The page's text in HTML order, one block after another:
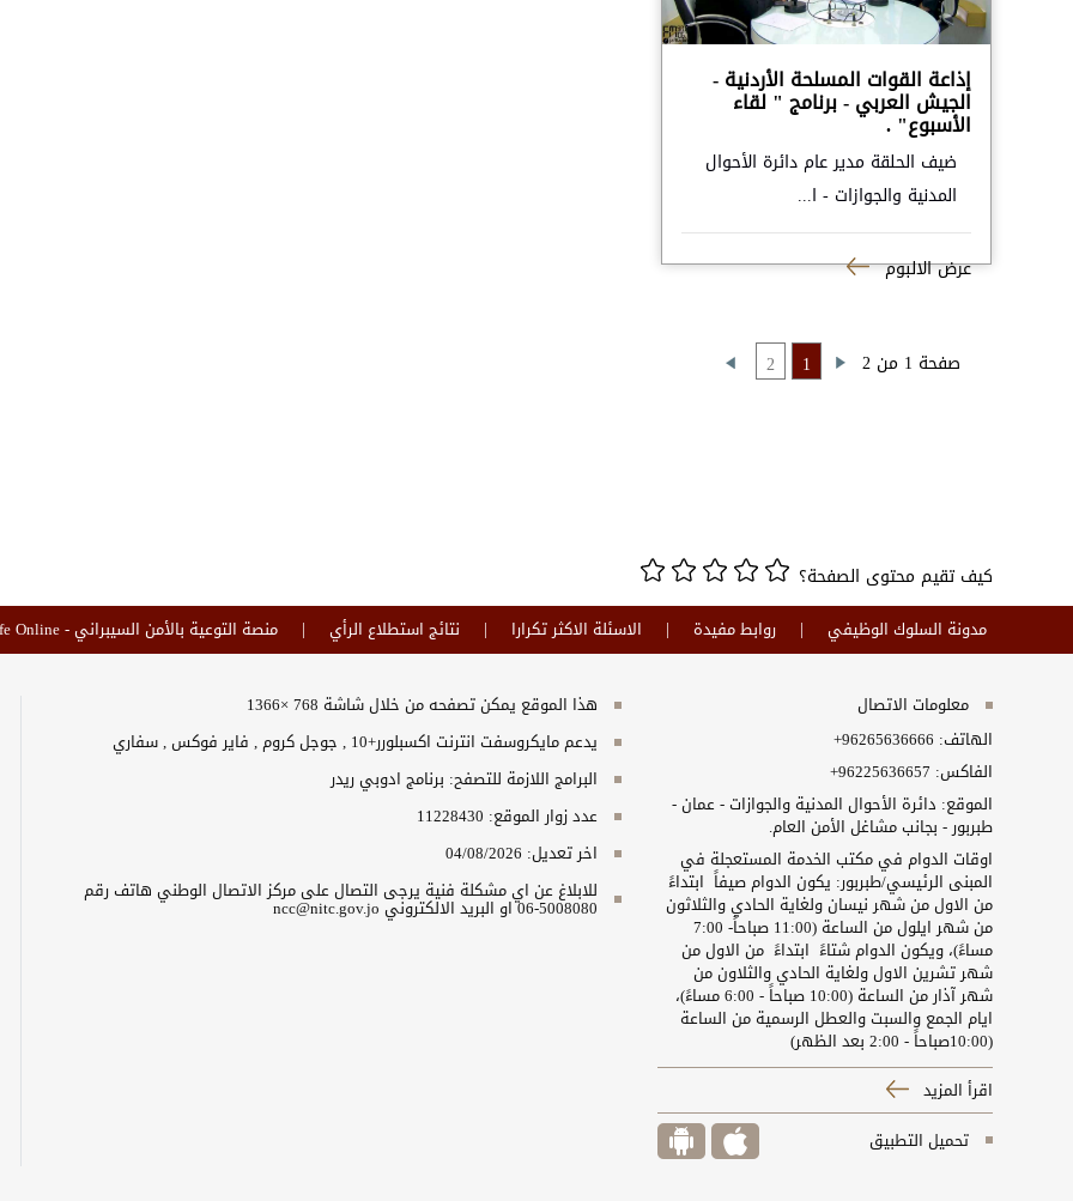
إذاعة القوات المسلحة الأردنية -
الجيش العربي - برنامج " لقاء
الأسبوع" .
ضيف الحلقة مدير عام دائرة الأحوال
المدنية والجوازات - ا...
عرض الالبوم
صفحة 1 من 2 1
2
كيف تقيم محتوى الصفحة؟
مدونة السلوك الوظيفي روابط مفيدة الاسئلة الاكثر تكرارا نتائج استطلاع الرأي منصة التوعية بالأمن السيبراني - Safe Online
معلومات الاتصال
الهاتف: +96265636666
الفاكس: +96225636657
الموقع: دائرة الأحوال المدنية والجوازات - عمان -
طبربور - بجانب مشاغل الأمن العام.
اوقات الدوام في مكتب الخدمة المستعجلة في
المبنى الرئيسي/طبربور: يكون الدوام صيفاً ابتداءً
من الاول من شهر نيسان ولغاية الحادي والثلاثون
من شهر ايلول من الساعة (11:00 صباحاً- 7:00
مساءً)، ويكون الدوام شتاءً ابتداءً من الاول من
شهر تشرين الاول ولغاية الحادي والثلاون من
شهر آذار من الساعة (10:00 صباحاً - 6:00 مساءً)،
ايام الجمع والسبت والعطل الرسمية من الساعة
(10:00صباحاً - 2:00 بعد الظهر)
اقرأ المزيد
تحميل التطبيق
هذا الموقع يمكن تصفحه من خلال شاشة 768 ×1366
يدعم مايكروسفت انترنت اكسبلورر+10 , جوجل كروم , فاير فوكس , سفاري
البرامج اللازمة للتصفح: برنامج ادوبي ريدر
عدد زوار الموقع: 11228430
اخر تعديل: 04/08/2026
للابلاغ عن اي مشكلة فنية يرجى التصال على مركز الاتصال الوطني هاتف رقم
5008080-06 او البريد الالكتروني ncc@nitc.gov.jo